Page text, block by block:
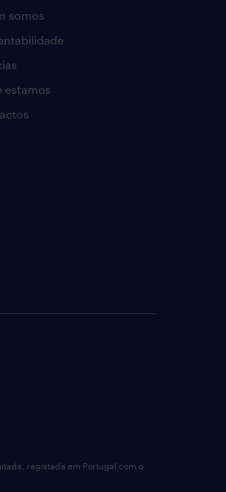
somos
estamos
registada em Portugal com o